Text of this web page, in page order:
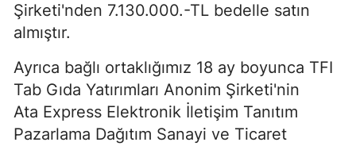
Şirketi'nden 7.130.000.-TL bedelle satın
almıştır.
Ayrıca bağlı ortaklığımız 18 ay boyunca TFI
Tab Gıda Yatırımları Anonim Şirketi'nin
Ata Express Elektronik İletişim Tanıtım
Pazarlama Dağıtım Sanayi ve Ticaret